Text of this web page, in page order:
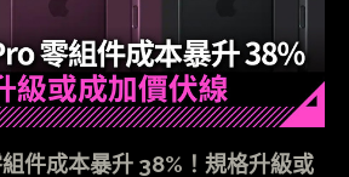
件成本暴升 38%！規格升級或